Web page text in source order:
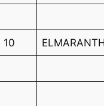
10